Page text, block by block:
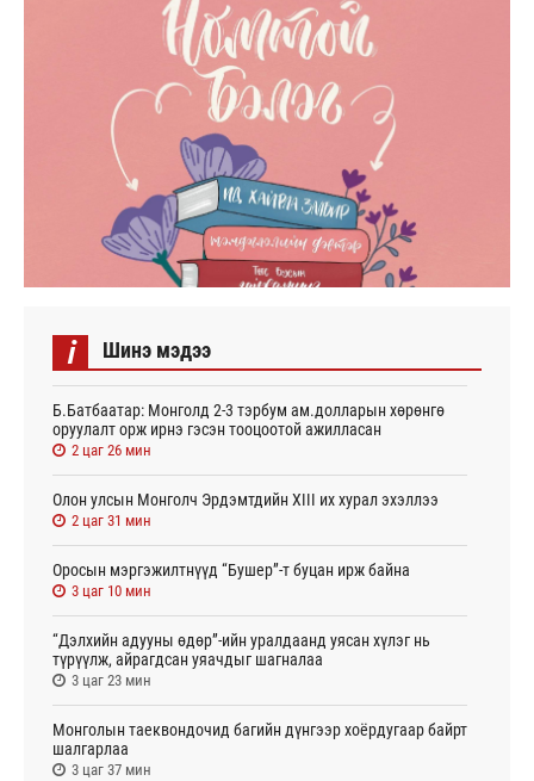
i Шинэ мэдээ
Б.Батбаатар: Монголд 2-3 тэрбум ам.долларын хөрөнгө
оруулалт орж ирнэ гэсэн тооцоотой ажилласан
2 цаг 26 мин
Олон улсын Монголч Эрдэмтдийн XIII их хурал эхэллээ
2 цаг 31 мин
Оросын мэргэжилтнүүд “Бушер”-т буцан ирж байна
3 цаг 10 мин
“Дэлхийн адууны өдөр”-ийн уралдаанд уясан хүлэг нь
түрүүлж, айрагдсан уяачдыг шагналаа
3 цаг 23 мин
Монголын таеквондочид багийн дүнгээр хоёрдугаар байрт
шалгарлаа
3 цаг 37 мин